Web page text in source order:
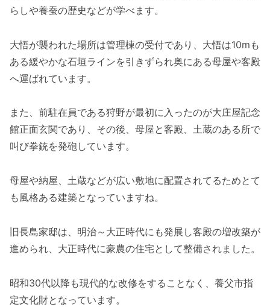
らしや養蚕の歴史などが学べます。
大悟が襲われた場所は管理棟の受付であり、大悟は10mも
ある緩やかな石垣ラインを引きずられ奥にある母屋や客殿
へ運ばれています。
また、前駐在員である狩野が最初に入ったのが大庄屋記念
館正面玄関であり、その後、母屋と客殿、土蔵のある所で
叫び拳銃を発砲しています。
母屋や納屋、土蔵などが広い敷地に配置されてるためとて
も風格ある建築となっていますね。
旧長島家邸は、明治～大正時代にも発展し客殿の増改築が
進められ、大正時代に豪農の住宅として整備されました。
昭和30代以降も現代的な改修をすることなく、養父市指
定文化財となっています。